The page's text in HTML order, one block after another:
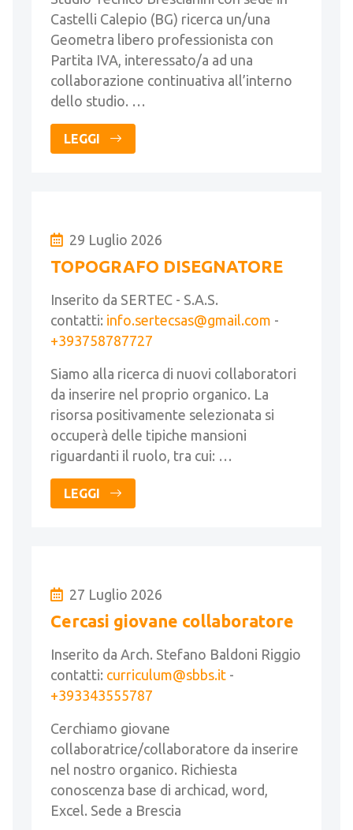
Castelli Calepio (BG) ricerca un/una
Geometra libero professionista con
Partita IVA, interessato/a ad una
collaborazione continuativa all’interno
dello studio. …
LEGGI
29 Luglio 2026
TOPOGRAFO DISEGNATORE
Inserito da SERTEC - S.A.S.
contatti: info.sertecsas@gmail.com -
+393758787727
Siamo alla ricerca di nuovi collaboratori
da inserire nel proprio organico. La
risorsa positivamente selezionata si
occuperà delle tipiche mansioni
riguardanti il ruolo, tra cui: …
LEGGI
27 Luglio 2026
Cercasi giovane collaboratore
Inserito da Arch. Stefano Baldoni Riggio
contatti: curriculum@sbbs.it -
+393343555787
Cerchiamo giovane
collaboratrice/collaboratore da inserire
nel nostro organico. Richiesta
conoscenza base di archicad, word,
Excel. Sede a Brescia